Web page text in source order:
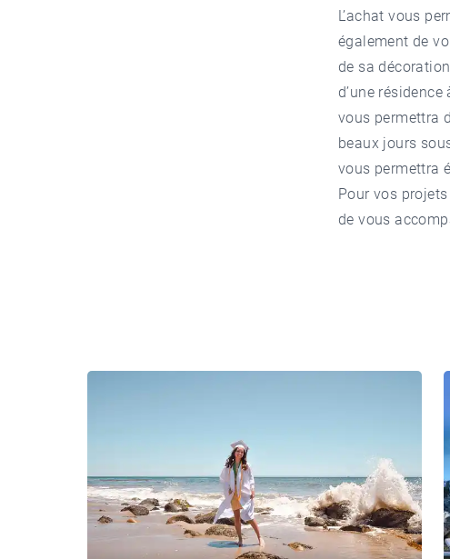
L’achat vous
également de
de sa
d’une
vous permettra
beaux jours
vous permettra
Pour vos
de vous